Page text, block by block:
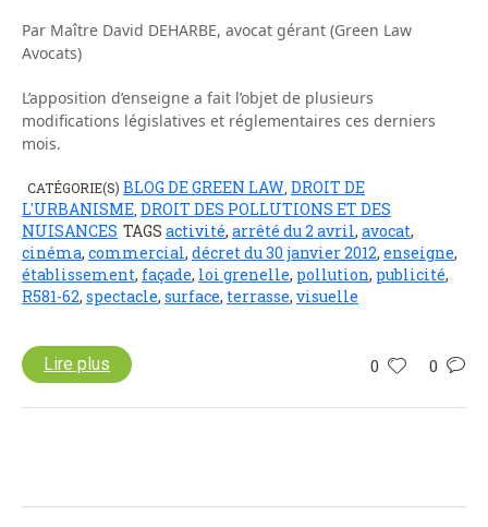
Par Maître David DEHARBE, avocat gérant (Green Law
Avocats)
L’apposition d’enseigne a fait l’objet de plusieurs
modifications législatives et réglementaires ces derniers
mois.
CATÉGORIE(S) BLOG DE GREEN LAW DROIT DE
L'URBANISME DROIT DES POLLUTIONS ET DES
NUISANCES TAGS activité, arrêté du 2 avril, avocat,
cinéma, commercial, décret du 30 janvier 2012, enseigne,
établissement, façade, loi grenelle, pollution, publicité,
R581-62, spectacle, surface, terrasse, visuelle
0 0
Lire plus